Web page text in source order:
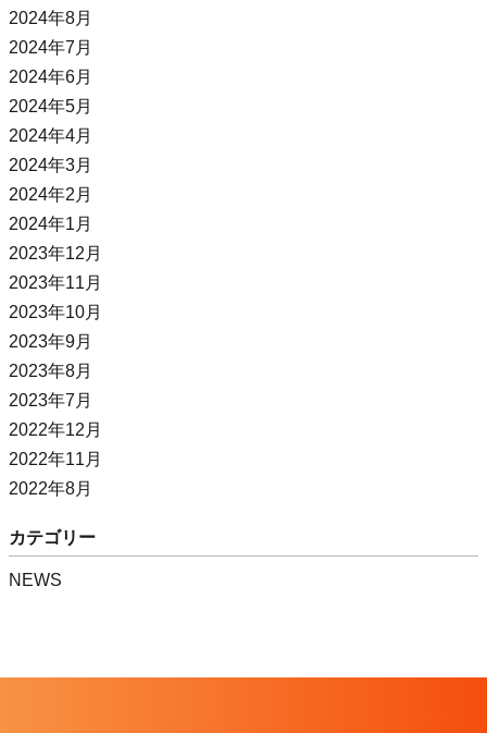
2024年8月
2024年7月
2024年6月
2024年5月
2024年4月
2024年3月
2024年2月
2024年1月
2023年12月
2023年11月
2023年10月
2023年9月
2023年8月
2023年7月
2022年12月
2022年11月
2022年8月
カテゴリー
NEWS